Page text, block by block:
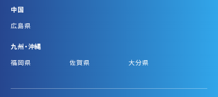
中国
広島県
九州・沖縄
福岡県
佐賀県 大分県